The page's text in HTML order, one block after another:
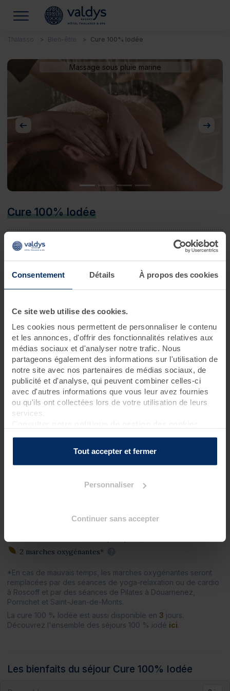
Consentement Détails À propos des cookies
Ce site web utilise des cookies.
Les cookies nous permettent de personnaliser le contenu
et les annonces, d'offrir des fonctionnalités relatives aux
médias sociaux et d'analyser notre trafic. Nous
partageons également des informations sur l'utilisation de
notre site avec nos partenaires de médias sociaux, de
publicité et d'analyse, qui peuvent combiner celles-ci
avec d'autres informations que vous leur avez fournies
ou qu'ils ont collectées lors de votre utilisation de leurs
services.
Tout accepter et fermer
Personnaliser
Continuer sans accepter
Thalasso Bien-être Cure 100% Iodée
Massage sous pluie marine
Précédent
Cure 100% Iodée
Je souhaite me relaxer
6 jours • 17 soins
Partez à la découverte des essentiels de la thalasso et de tous
ses bienfaits.
d'hydrothérapie et d'algothérapie riches en oligo-éléments et
minéraux. Effet relaxant garanti.
Programme des soins
Soins spa
1 gommage corps sous pluie marine ?
2 massages sous pluie marine (15 mn) ?
2 douches à jet massant (protocole du Docteur Bagot) ?
?
2 marches oxygénantes*
*En cas de mauvais temps, les marches oxygénantes seront
remplacées par des séances de yoga-relaxation ou de cardio
à Roscoff et par des séances de Pilates à Douarnenez,
Pornichet et Saint-Jean-de-Monts.
La cure 100 % Iodée est aussi disponible en 3 jours.
Découvrez l'ensemble des séjours 100 % iodé ici.
Les bienfaits du séjour Cure 100% Iodée